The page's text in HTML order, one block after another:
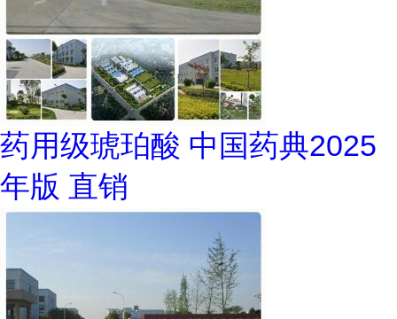
药用级琥珀酸 中国药典2025
年版 直销